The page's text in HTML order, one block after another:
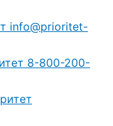
info@prioritet-
8-800-200-